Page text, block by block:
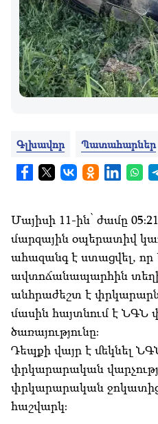
Գլխավոր Պատահարներ
Մայիսի 11-ին՝ ժամը
մարզային օպերատիվ
ահազանգ է ստացվել,
ավտոճանապարհին տեղի
անհրաժեշտ է
մասին հայտնում է ՆԳՆ
ծառայությունը։
Դեպքի վայր է մեկնել
փրկարարական
փրկարարական
հաշվարկ։